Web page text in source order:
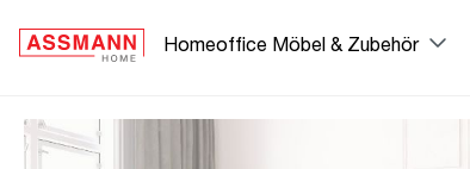
Zur Hauptnavigation springen
Homeoffice Möbel & Zubehör